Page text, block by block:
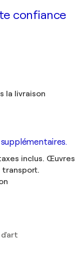
confiance
la livraison
inclus. Œuvres
transport.